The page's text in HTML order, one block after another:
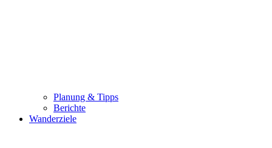
Planung & Tipps
Berichte
Wanderziele